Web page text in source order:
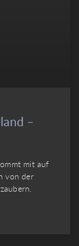
–
mit auf
von der